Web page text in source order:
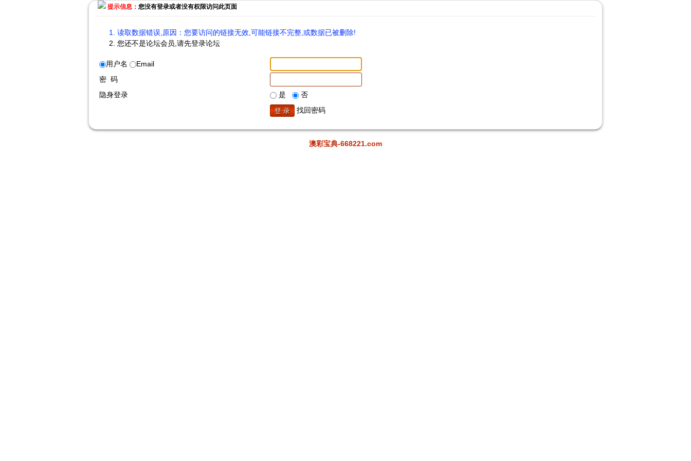
提示信息： 您没有登录或者没有权限访问此页面
读取数据错误,原因：您要访问的链接无效,可能链接不完整,或数据已被删除!
您还不是论坛会员,请先登录论坛
用户名
Email
密 码
隐身登录
是
否
找回密码
澳彩宝典-668221.com